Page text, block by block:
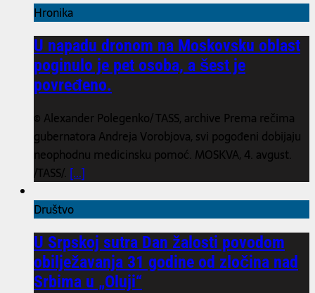
Hronika
U napadu dronom na Moskovsku oblast
poginulo je pet osoba, a šest je
povređeno.
© Alexander Polegenko/ TASS, archive Prema rečima
gubernatora Andreja Vorobjova, svi pogođeni dobijaju
neophodnu medicinsku pomoć. MOSKVA, 4. avgust.
/TASS/. [...]
Društvo
U Srpskoj sutra Dan žalosti povodom
obilježavanja 31 godine od zločina nad
Srbima u „Oluji“